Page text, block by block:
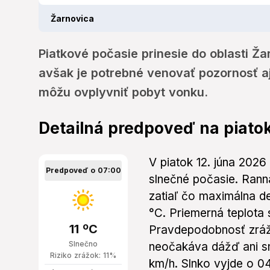
Žarnovica
Piatkové počasie prinesie do oblasti
avšak je potrebné venovať pozornosť
môžu ovplyvniť pobyt vonku.
Detailná predpoveď na
Predpoveď o 07:00
Slnečno
11 ºC
Riziko zrážok: 11%
V piatok 12. júna
slnečné počasie.
zatiaľ čo maximálna
°C. Priemerná
Pravdepodobnosť
neočakáva dážď ani
km/h. Slnko vyjde o